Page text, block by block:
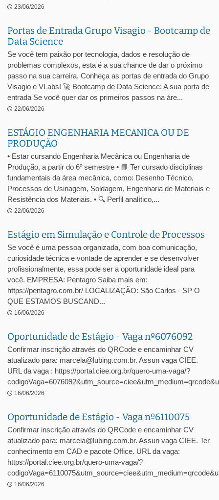
23/06/2026
Portas de Entrada Grupo Visagio - Bootcamp de
Data Science
Se você tem paixão por tecnologia, dados e resolução de
problemas complexos, esta é a sua chance de dar o próximo
passo na sua carreira. Conheça as portas de entrada do Grupo
Visagio e VLabs! 🚀 Bootcamp de Data Science: A sua porta de
entrada Se você quer dar os primeiros passos na áre...
22/06/2026
ESTÁGIO ENGENHARIA MECANICA OU DE
PRODUÇÃO
• Estar cursando Engenharia Mecânica ou Engenharia de
Produção, a partir do 6º semestre • 📘 Ter cursado disciplinas
fundamentais da área mecânica, como: Desenho Técnico,
Processos de Usinagem, Soldagem, Engenharia de Materiais e
Resistência dos Materiais. • 🔍 Perfil analítico,...
22/06/2026
Estágio em Simulação e Controle de Processos
Se você é uma pessoa organizada, com boa comunicação,
curiosidade técnica e vontade de aprender e se desenvolver
profissionalmente, essa pode ser a oportunidade ideal para
você. EMPRESA: Pentagro Saiba mais em:
https://pentagro.com.br/ LOCALIZAÇÃO: São Carlos - SP O
QUE ESTAMOS BUSCAND...
16/06/2026
Oportunidade de Estágio - Vaga nº6076092
Confirmar inscrição através do QRCode e encaminhar CV
atualizado para: marcela@lubing.com.br. Assun vaga CIEE.
URL da vaga : https://portal.ciee.org.br/quero-uma-vaga/?
16/06/2026
Oportunidade de Estágio - Vaga nº6110075
Confirmar inscrição através do QRCode e encaminhar CV
atualizado para: marcela@lubing.com.br. Assun vaga CIEE. Ter
conhecimento em CAD e pacote Office. URL da vaga:
https://portal.ciee.org.br/quero-uma-vaga/?
16/06/2026